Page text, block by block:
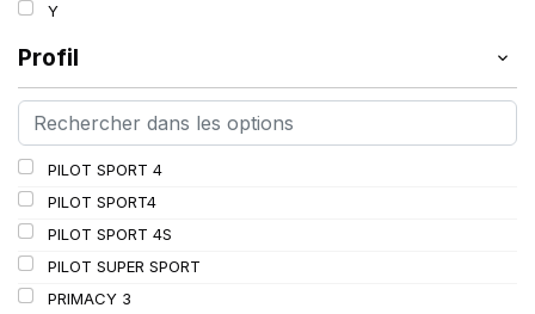
Y
Profil
PILOT SPORT 4
PILOT SPORT4
PILOT SPORT 4S
PILOT SUPER SPORT
PRIMACY 3